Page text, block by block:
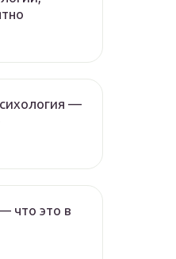
—
что это в